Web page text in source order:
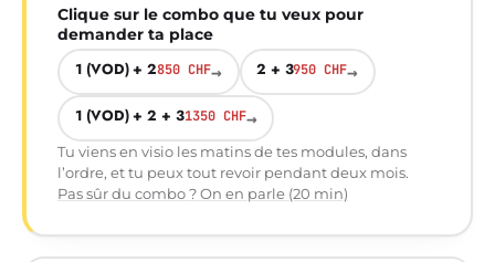
Clique sur le combo que tu veux pour
demander ta place
1 (VOD) + 2850 CHF→ 2 + 3950 CHF→
1 (VOD) + 2 + 31350 CHF→
Tu viens en visio les matins de tes modules, dans
l’ordre, et tu peux tout revoir pendant deux mois.
Pas sûr du combo ? On en parle (20 min)